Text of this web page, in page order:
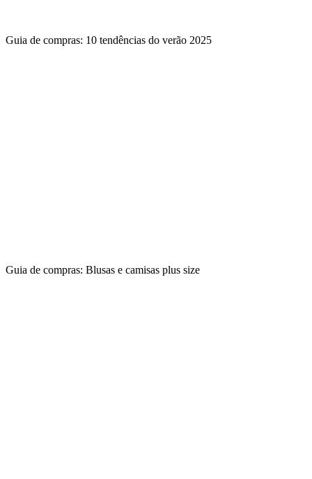
Guia de compras: 10 tendências do verão 2025
Guia de compras: Blusas e camisas plus size